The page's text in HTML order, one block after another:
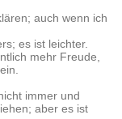
auch wenn ich
es ist leichter.
mehr Freude,
immer und
aber es ist